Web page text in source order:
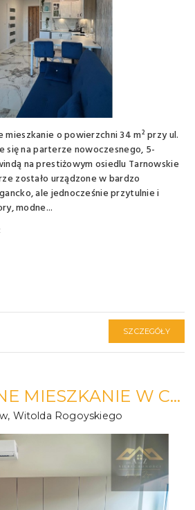
o powierzchni 34 m² przy ul.
się na parterze nowoczesnego, 5-
na prestiżowym osiedlu Tarnowskie
zostało urządzone w bardzo
ale jednocześnie przytulnie i
modne...
SZCZEGÓŁY
KLIMATYCZNE MIESZKANIE W CENTRUM
Witolda Rogoyskiego